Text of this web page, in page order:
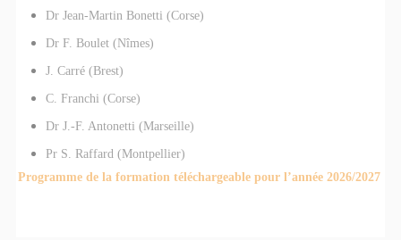
Dr Jean-Martin Bonetti (Corse)
Dr F. Boulet (Nîmes)
J. Carré (Brest)
C. Franchi (Corse)
Dr J.-F. Antonetti (Marseille)
Pr S. Raffard (Montpellier)
Programme de la formation téléchargeable pour l’année 2026/2027